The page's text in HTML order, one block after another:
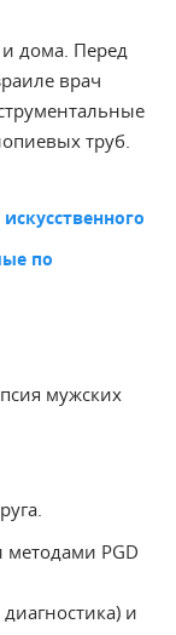
дома. Перед
врач
труб.
по
мужских
методами PGD
и